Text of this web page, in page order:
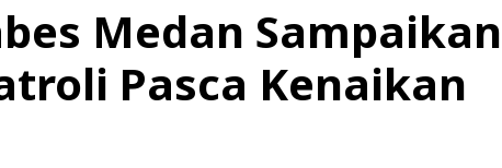
Medan Sampaikan
Pasca Kenaikan